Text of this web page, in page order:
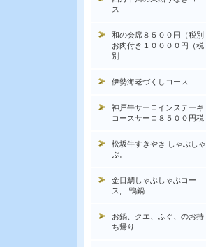
ス
和の会席８５００円（税別
お肉付き１００００円（税
別
伊勢海老づくしコース
神戸牛サーロインステーキ
コースサーロ８５００円税
松坂牛すきやき しゃぶしゃ
ぶ。
金目鯛しゃぶしゃぶコー
ス, 鴨鍋
お鍋、クエ、ふぐ、のお持
ち帰り